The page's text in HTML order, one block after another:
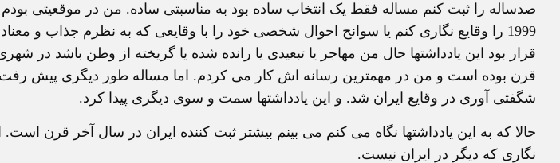
صدساله را ثبت کنم مساله فقط یک انتخاب ساده بود به مناسبتی ساده. من در موقعیتی
1999 را وقایع نگاری کنم یا سوانح احوال شخصی خود را با وقایعی که به نظرم جذاب و
قرار بود این یادداشتها حال من مهاجر یا تبعیدی یا رانده شده یا گریخته از وطن باشد در
شگفتی آوری در وقایع ایران شد. و این یادداشتها سمت و سوی دیگری پیدا کرد.
حالا که به این یادداشتها نگاه می کنم می بینم بیشتر ثبت کننده ایران در سال آخر قرن است.
نگاری که دیگر در ایران نیست.